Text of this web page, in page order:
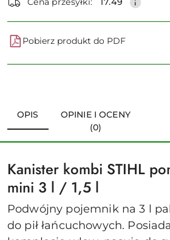
Pobierz produkt do PDF
OPIS
OPINIE I OCENY
(0)
Kanister kombi STIHL
mini 3 l / 1,5 l
Podwójny pojemnik na 3 l
do pił łańcuchowych.